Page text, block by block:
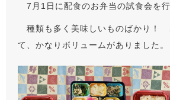
7月1日に配食のお弁当の試食会を行
種類も多く美味しいものばかり！
て、かなりボリュームがありました。